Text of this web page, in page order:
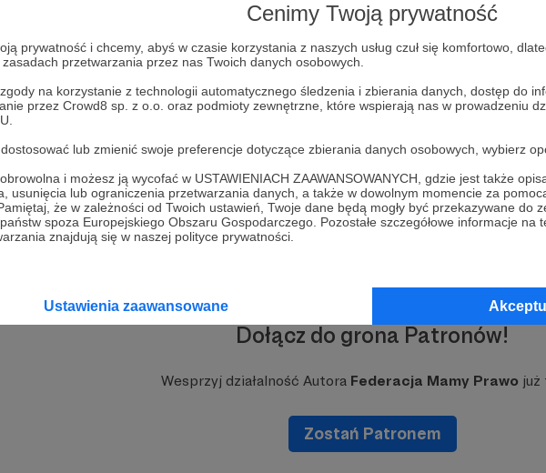
Cenimy Twoją prywatność
prywatność i chcemy, abyś w czasie korzystania z naszych usług czuł się komfortowo,
przetwarzania przez nas Twoich danych osobowych.
na korzystanie z technologii automatycznego śledzenia i zbierania danych, dostęp do
przez Crowd8 sp. z o.o. oraz podmioty zewnętrzne, które wspierają nas w prowadzeniu
lub zmienić swoje preferencje dotyczące zbierania danych osobowych, wybierz
i możesz ją wycofać w USTAWIENIACH ZAAWANSOWANYCH, gdzie jest także
usunięcia lub ograniczenia przetwarzania danych, a także w dowolnym momencie za
że w zależności od Twoich ustawień, Twoje dane będą mogły być przekazywane do
spoza Europejskiego Obszaru Gospodarczego. Pozostałe szczegółowe informacje na
znajdują się w naszej polityce prywatności.
Ustawienia zaawansowane
konsekwentnie
postępowania
procedowane projekty
cywilnego oraz
spójny kierunek
mianownikiem jest
postępowania oraz
realne
Dołącz do grona Patronów!
Wesprzyj działalność Autora Federacja Mamy Prawo już
Zostań Patronem